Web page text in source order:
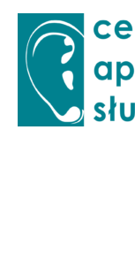
Skip
content